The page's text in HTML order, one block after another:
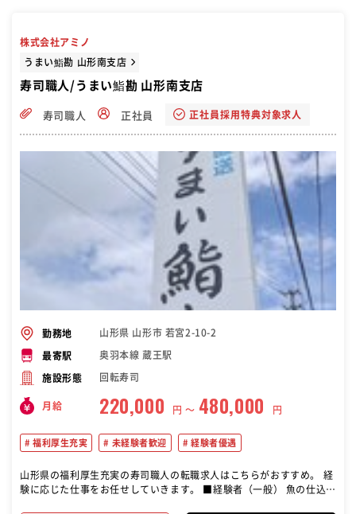
株式会社アミノ
うまい鮨勘 山形南支店
寿司職人/うまい鮨勘 山形南支店
寿司職人 正社員 正社員採用特典対象求人
勤務地 山形県 山形市 若宮2-10-2
最寄駅 奥羽本線 蔵王駅
施設形態 回転寿司
月給 220,000 円 〜 480,000 円
福利厚生充実 未経験者歓迎 経験者優遇
山形県の福利厚生充実の寿司職人の転職求人はこちらがおすすめ。 経
験に応じた仕事をお任せしていきます。 ■経験者（一般） 魚の仕込み